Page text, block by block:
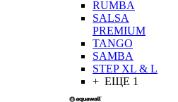
RUMBA
SALSA
PREMIUM
TANGO
SAMBA
STEP XL & L
+ ЕЩЕ 1